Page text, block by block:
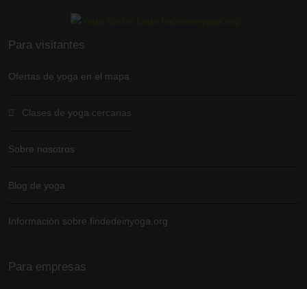
Para visitantes
Ofertas de yoga en el mapa
Clases de yoga cercanas
Sobre nosotros
Blog de yoga
Información sobre findedeinyoga.org
Para empresas